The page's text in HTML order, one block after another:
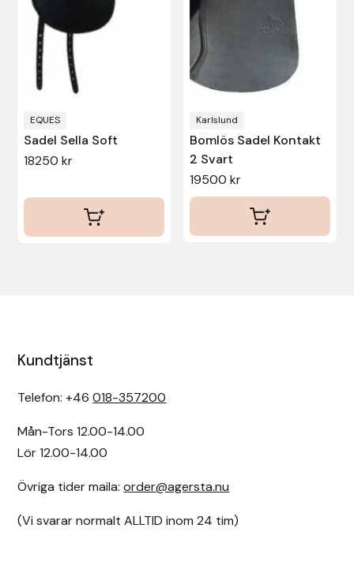
EQUES
Sadel Sella Soft
18250kr
olika
alternativen
kan
väljas
på
produktsidan
Karlslund
Bomlös Sadel Kontakt
2 Svart
19500 kr
olika
alternativen
kan
väljas
produktsidan
Kundtjänst
Telefon: +46018-357200
Mån-Tors 12.00-14.00
Lör 12.00-14.00
Övriga tider maila:order@agersta.nu
(Vi svarar normalt ALLTID inom 24 tim)